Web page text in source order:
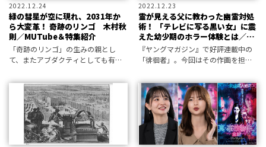
2022.12.24
緑の彗星が空に現れ、2031年か
ら大変革！ 奇跡のリンゴ 木村秋
則／MUTube＆特集紹介
「奇跡のリンゴ」の生みの親とし
て、またアブダクティとしても有名
り得た情報”地球は終わりを迎えよう
としている──”とは！？ 三上編集
長がMUTubeで解説。
2022.12.23
霊が見える父に教わった幽霊対処
術！ 「テレビに写る黒い女」に震
えた幼少期のホラー体験とは／漫
画家・宝依図インタビュー
『ヤングマガジン』で好評連載中の
「徘徊者」。今回はその作画を担当
る）先生に、幼少期の心霊体験をう
かがった。戦慄のトレインホラーを
描く漫画家が見た、リアルな恐怖と
は……